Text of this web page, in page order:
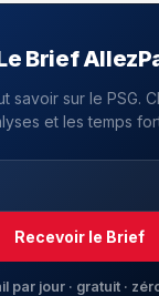
Brief
savoir sur le PSG.
et les temps
Recevoir le Brief
par jour · gratuit ·